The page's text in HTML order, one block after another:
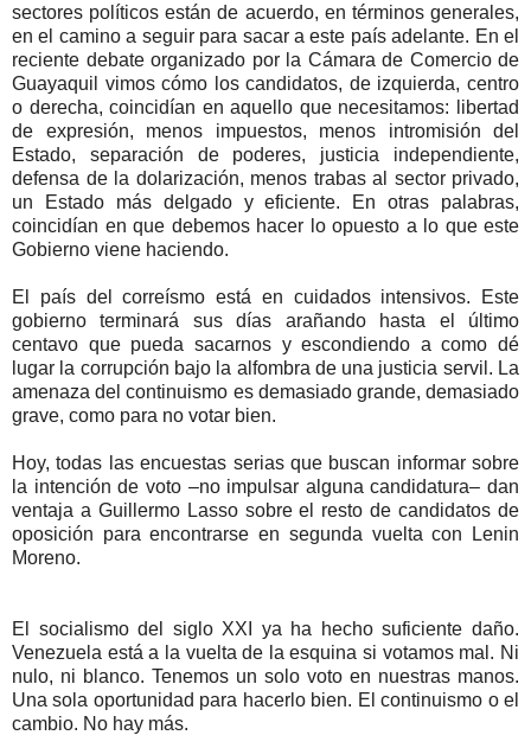
sectores políticos están de acuerdo, en términos generales,
en el camino a seguir para sacar a este país adelante. En el
reciente debate organizado por la Cámara de Comercio de
Guayaquil vimos cómo los candidatos, de izquierda, centro
o derecha, coincidían en aquello que necesitamos: libertad
de expresión, menos impuestos, menos intromisión del
Estado, separación de poderes, justicia independiente,
defensa de la dolarización, menos trabas al sector privado,
un Estado más delgado y eficiente. En otras palabras,
coincidían en que debemos hacer lo opuesto a lo que este
Gobierno viene haciendo.
El país del correísmo está en cuidados intensivos. Este
gobierno terminará sus días arañando hasta el último
centavo que pueda sacarnos y escondiendo a como dé
lugar la corrupción bajo la alfombra de una justicia servil. La
amenaza del continuismo es demasiado grande, demasiado
grave, como para no votar bien.
Hoy, todas las encuestas serias que buscan informar sobre
la intención de voto –no impulsar alguna candidatura– dan
ventaja a Guillermo Lasso sobre el resto de candidatos de
oposición para encontrarse en segunda vuelta con Lenin
Moreno.
El socialismo del siglo XXI ya ha hecho suficiente daño.
Venezuela está a la vuelta de la esquina si votamos mal. Ni
nulo, ni blanco. Tenemos un solo voto en nuestras manos.
Una sola oportunidad para hacerlo bien. El continuismo o el
cambio. No hay más.